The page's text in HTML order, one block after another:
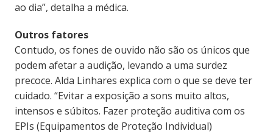
ao dia”, detalha a médica.
Outros fatores
Contudo, os fones de ouvido não são os únicos que
podem afetar a audição, levando a uma surdez
precoce. Alda Linhares explica com o que se deve ter
cuidado. “Evitar a exposição a sons muito altos,
intensos e súbitos. Fazer proteção auditiva com os
EPIs (Equipamentos de Proteção Individual)